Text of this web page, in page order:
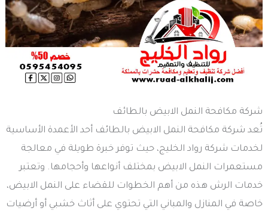
شركة مكافحة النمل الابيض بالطائف
تُعد شركة مكافحة النمل الابيض بالطائف أحد الأعمدة الأساسية
لخدمات شركة رواد الخليج، حيث توفر خبرة طويلة في معالجة
مستعمرات النمل الابيض بمختلف أنواعها وأحجامها. وتعتبر
خدمات الرش هذه من أهم الخطوات للقضاء على النمل الابيض،
خاصة في المنازل والمباني التي تحتوي على أثاث خشبي أو أرضيات